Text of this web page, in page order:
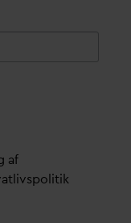
af